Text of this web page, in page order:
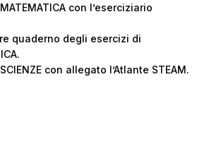
con l’eserciziario
quaderno degli esercizi di
con allegato l’Atlante STEAM.